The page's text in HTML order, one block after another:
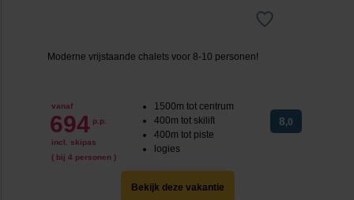
Moderne vrijstaande chalets voor 8-10 personen!
vanaf
694 p.p.
incl. skipas
( bij 4 personen )
1500m tot centrum
400m tot skilift
400m tot piste
logies
8,0
Bekijk deze vakantie